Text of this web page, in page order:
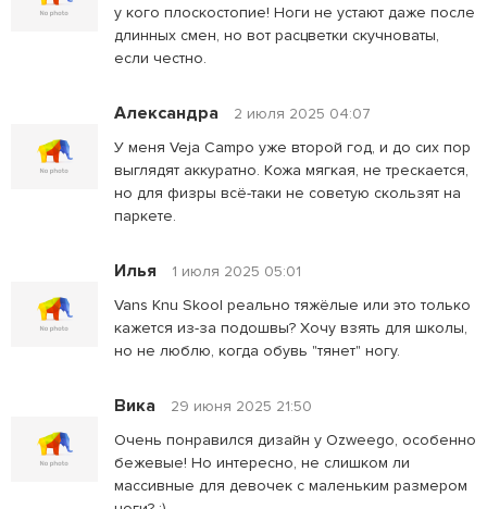
у кого плоскостопие! Ноги не устают даже после
длинных смен, но вот расцветки скучноваты,
если честно.
Александра
2 июля 2025 04:07
У меня Veja Campo уже второй год, и до сих пор
выглядят аккуратно. Кожа мягкая, не трескается,
но для физры всё-таки не советую скользят на
паркете.
Илья
1 июля 2025 05:01
Vans Knu Skool реально тяжёлые или это только
кажется из-за подошвы? Хочу взять для школы,
но не люблю, когда обувь "тянет" ногу.
Вика
29 июня 2025 21:50
Очень понравился дизайн у Ozweego, особенно
бежевые! Но интересно, не слишком ли
массивные для девочек с маленьким размером